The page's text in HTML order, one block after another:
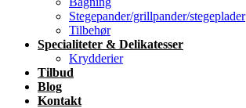
Stegepander/grillpander/stegeplader
Tilbehør
Specialiteter & Delikatesser
Krydderier
Tilbud
Blog
Kontakt